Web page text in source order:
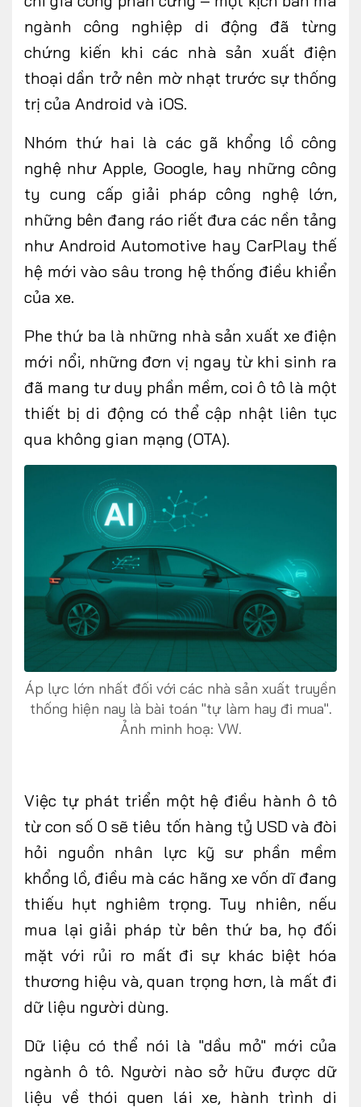
ngành công nghiệp di động đã từng
chứng kiến khi các nhà sản xuất điện
thoại dần trở nên mờ nhạt trước sự thống
trị của Android và iOS.
Nhóm thứ hai là các gã khổng lồ công
nghệ như Apple, Google, hay những công
ty cung cấp giải pháp công nghệ lớn,
những bên đang ráo riết đưa các nền tảng
như Android Automotive hay CarPlay thế
hệ mới vào sâu trong hệ thống điều khiển
của xe.
Phe thứ ba là những nhà sản xuất xe điện
mới nổi, những đơn vị ngay từ khi sinh ra
đã mang tư duy phần mềm, coi ô tô là một
thiết bị di động có thể cập nhật liên tục
qua không gian mạng (OTA).
Áp lực lớn nhất đối với các nhà sản xuất truyền
thống hiện nay là bài toán "tự làm hay đi mua".
Ảnh minh hoạ: VW.
Việc tự phát triển một hệ điều hành ô tô
từ con số 0 sẽ tiêu tốn hàng tỷ USD và đòi
hỏi nguồn nhân lực kỹ sư phần mềm
khổng lồ, điều mà các hãng xe vốn dĩ đang
thiếu hụt nghiêm trọng. Tuy nhiên, nếu
mua lại giải pháp từ bên thứ ba, họ đối
mặt với rủi ro mất đi sự khác biệt hóa
thương hiệu và, quan trọng hơn, là mất đi
dữ liệu người dùng.
Dữ liệu có thể nói là "dầu mỏ" mới của
ngành ô tô. Người nào sở hữu được dữ
liệu về thói quen lái xe, hành trình di